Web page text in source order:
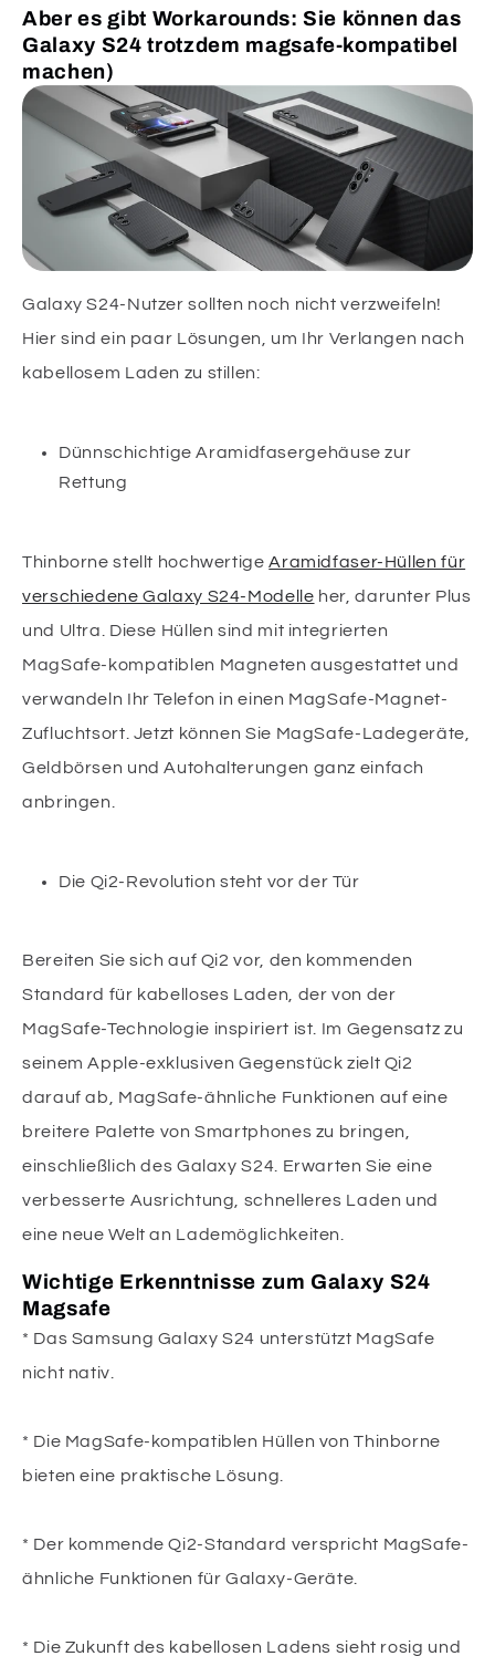
Aber es gibt Workarounds: Sie können das
Galaxy S24 trotzdem magsafe-kompatibel
machen)
Galaxy S24-Nutzer sollten noch nicht verzweifeln!
Hier sind ein paar Lösungen, um Ihr Verlangen nach
kabellosem Laden zu stillen:
Dünnschichtige Aramidfasergehäuse zur
Rettung
Thinborne stellt hochwertigeAramidfaser-Hüllen für
verschiedene Galaxy S24-Modelle her, darunter Plus
und Ultra. Diese Hüllen sind mit integrierten
MagSafe-kompatiblen Magneten ausgestattet und
verwandeln Ihr Telefon in einen MagSafe-Magnet-
Zufluchtsort. Jetzt können Sie MagSafe-Ladegeräte,
Geldbörsen und Autohalterungen ganz einfach
anbringen.
Die Qi2-Revolution steht vor der Tür
Bereiten Sie sich auf Qi2 vor, den kommenden
Standard für kabelloses Laden, der von der
MagSafe-Technologie inspiriert ist. Im Gegensatz zu
seinem Apple-exklusiven Gegenstück zielt Qi2
darauf ab, MagSafe-ähnliche Funktionen auf eine
breitere Palette von Smartphones zu bringen,
einschließlich des Galaxy S24. Erwarten Sie eine
verbesserte Ausrichtung, schnelleres Laden und
eine neue Welt an Lademöglichkeiten.
Wichtige Erkenntnisse zum Galaxy S24
Magsafe
* Das Samsung Galaxy S24 unterstützt MagSafe
nicht nativ.
* Die MagSafe-kompatiblen Hüllen von Thinborne
bieten eine praktische Lösung.
* Der kommende Qi2-Standard verspricht MagSafe-
ähnliche Funktionen für Galaxy-Geräte.
* Die Zukunft des kabellosen Ladens sieht rosig und